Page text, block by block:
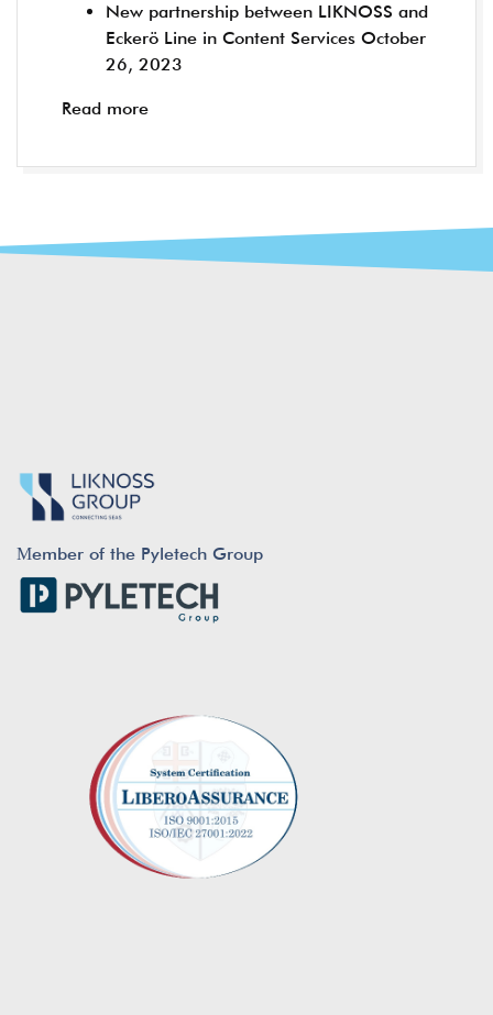
New partnership between LIKNOSS and
Eckerö Line in Content Services October
26, 2023
Read more
Μember of the Pyletech Group